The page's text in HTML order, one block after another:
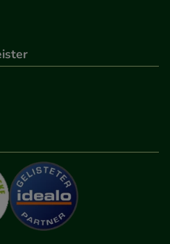
zugeschrittene Inhalte
zu
und Weise der Nutzung
mit deren Hilfe wir
Sie optimieren können,
aber auch die
relevant für Sie
Sie, dass Daten hierfür